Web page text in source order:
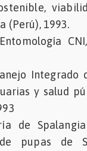
(Perú), 1993.
Integrado
y salud
de
pupas de